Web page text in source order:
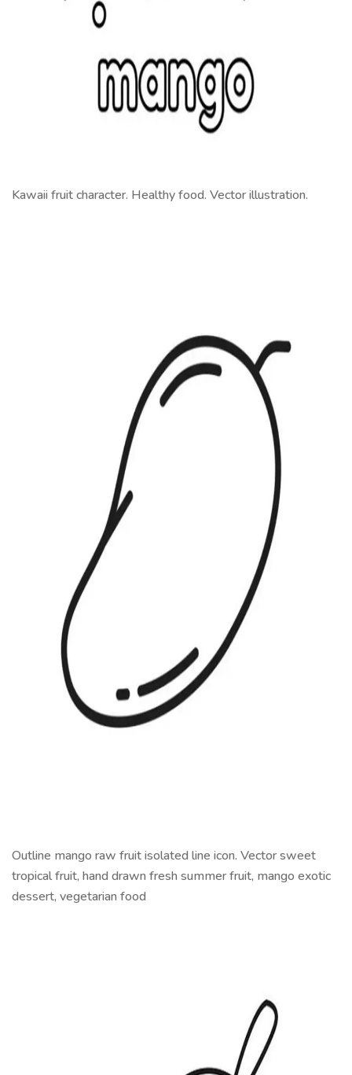
Kawaii fruit character. Healthy food. Vector illustration.
Outline mango raw fruit isolated line icon. Vector sweet
tropical fruit, hand drawn fresh summer fruit, mango exotic
dessert, vegetarian food